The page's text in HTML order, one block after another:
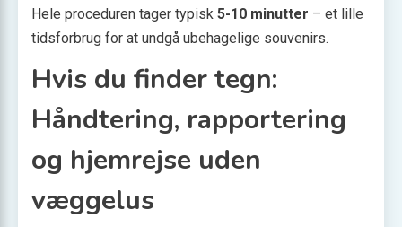
Hele proceduren tager typisk 5-10 minutter – et lille
tidsforbrug for at undgå ubehagelige souvenirs.
Hvis du finder tegn:
Håndtering, rapportering
og hjemrejse uden
væggelus